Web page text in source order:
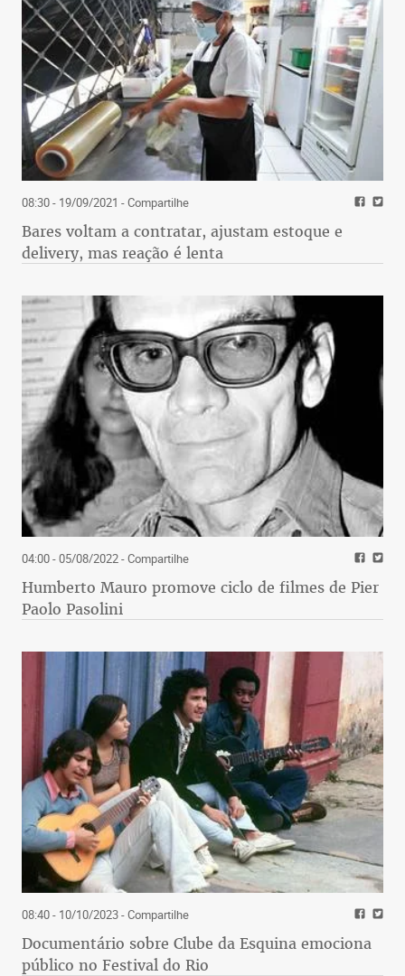
nos lembrou que no Pampulha houve ainda mais
acidentes que no Carlos Prates. Erroneamente,
o Reginaldo menciona também que ninguém
reclama do aeroporto de Congonhas, isso
porque ele não c
08:30 - 19/09/2021 - Compartilhe
Bares voltam a contratar, ajustam estoque e
delivery, mas reação é lenta
04:00 - 05/08/2022- Compartilhe
Humberto Mauro promove ciclo de filmes de Pier
Paolo Pasolini
08:40 - 10/10/2023- Compartilhe
Documentário sobre Clube da Esquina emociona
público no Festival do Rio